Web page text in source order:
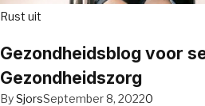
Rust uit
Gezondheidsblog voor
Gezondheidszorg
BySjorsSeptember 8, 20220